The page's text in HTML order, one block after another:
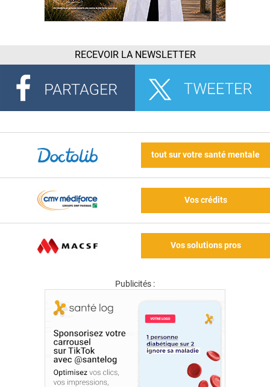
RECEVOIR LA NEWSLETTER
tout sur votre santé mentale
Vos crédits
Vos solutions pros
Publicités :